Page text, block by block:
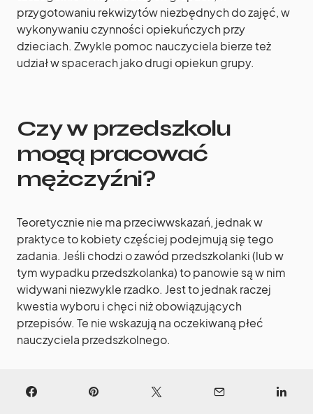
przygotowaniu rekwizytów niezbędnych do zajęć, w
wykonywaniu czynności opiekuńczych przy
dzieciach. Zwykle pomoc nauczyciela bierze też
udział w spacerach jako drugi opiekun grupy.
Czy w przedszkolu
mogą pracować
mężczyźni?
Teoretycznie nie ma przeciwwskazań, jednak w
praktyce to kobiety częściej podejmują się tego
zadania. Jeśli chodzi o zawód przedszkolanki (lub w
tym wypadku przedszkolanka) to panowie są w nim
widywani niezwykle rzadko. Jest to jednak raczej
kwestia wyboru i chęci niż obowiązujących
przepisów. Te nie wskazują na oczekiwaną płeć
nauczyciela przedszkolnego.
Jakie cechy trzeba